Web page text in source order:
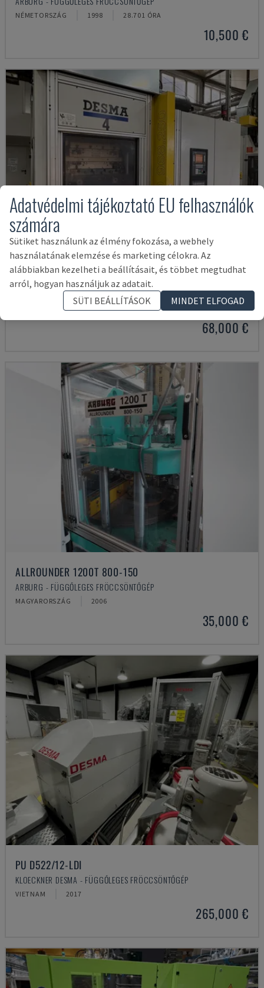
NÉMETORSZÁG 1998 28.701 ÓRA
10,500 €
968.250 ZO
KLOECKNER DESMA - FÜGGŐLEGES FRÖCCSÖNTŐGÉP
LENGYELORSZÁG 2006 40.737 ÓRA
68,000 €
ALLROUNDER 1200T 800-150
ARBURG - FÜGGŐLEGES FRÖCCSÖNTŐGÉP
MAGYARORSZÁG 2006
35,000 €
PU D522/12-LDI
KLOECKNER DESMA - FÜGGŐLEGES FRÖCCSÖNTŐGÉP
VIETNAM 2017
265,000 €
Adatvédelmi tájékoztató EU felhasználók
számára
Sütiket használunk az élmény fokozása, a webhely
használatának elemzése és marketing célokra. Az
alábbiakban kezelheti a beállításait, és többet megtudhat
arról, hogyan használjuk az adatait.
SÜTI BEÁLLÍTÁSOK
MINDET ELFOGAD